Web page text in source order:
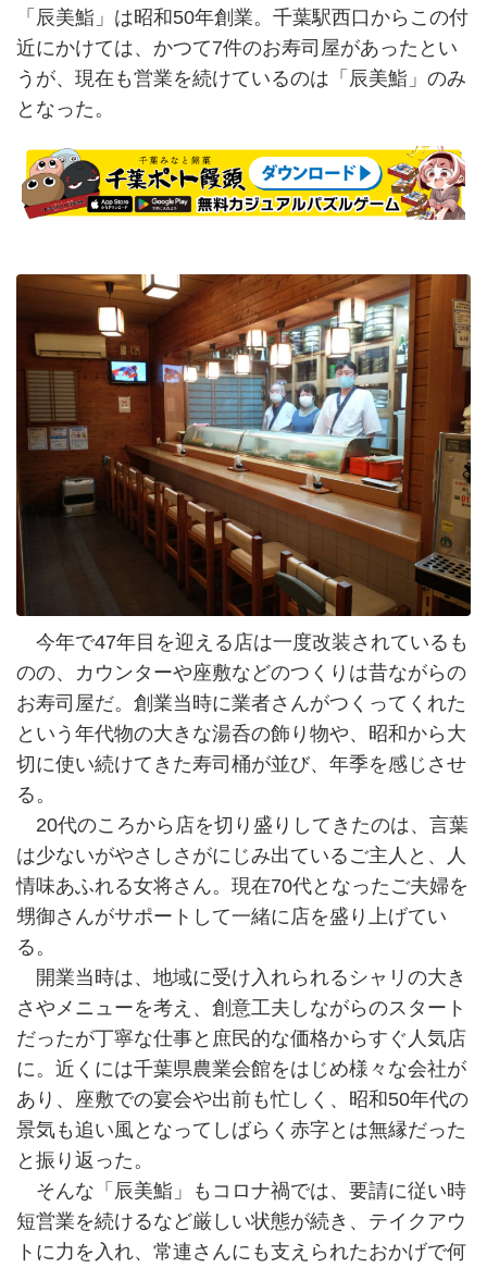
「辰美鮨」は昭和50年創業。千葉駅西口からこの付
近にかけては、かつて7件のお寿司屋があったとい
うが、現在も営業を続けているのは「辰美鮨」のみ
となった。
今年で47年目を迎える店は一度改装されているも
のの、カウンターや座敷などのつくりは昔ながらの
お寿司屋だ。創業当時に業者さんがつくってくれた
という年代物の大きな湯呑の飾り物や、昭和から大
切に使い続けてきた寿司桶が並び、年季を感じさせ
る。
20代のころから店を切り盛りしてきたのは、言葉
は少ないがやさしさがにじみ出ているご主人と、人
情味あふれる女将さん。現在70代となったご夫婦を
甥御さんがサポートして一緒に店を盛り上げてい
る。
開業当時は、地域に受け入れられるシャリの大き
さやメニューを考え、創意工夫しながらのスタート
だったが丁寧な仕事と庶民的な価格からすぐ人気店
に。近くには千葉県農業会館をはじめ様々な会社が
あり、座敷での宴会や出前も忙しく、昭和50年代の
景気も追い風となってしばらく赤字とは無縁だった
と振り返った。
そんな「辰美鮨」もコロナ禍では、要請に従い時
短営業を続けるなど厳しい状態が続き、テイクアウ
トに力を入れ、常連さんにも支えられたおかげで何